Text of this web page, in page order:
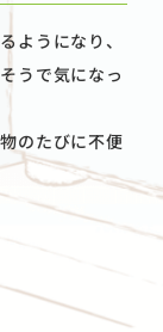
ようになり、
うで気になっ
のたびに不便